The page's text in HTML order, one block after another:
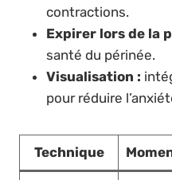
contractions.
Expirer lors de la
santé du périnée.
Visualisation :
pour réduire
Technique